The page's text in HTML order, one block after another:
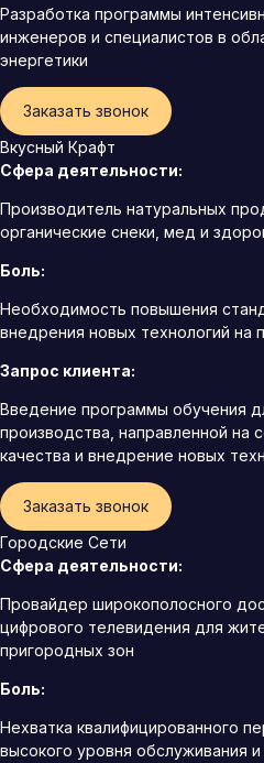
Разработка программы
инженеров и специалистов в
энергетики
Заказать звонок
Вкусный Крафт
Сфера деятельности:
Производитель натуральных
органические снеки, мед и
Боль:
Необходимость повышения
внедрения новых технологий на
Запрос клиента:
Введение программы обучения
производства, направленной на
качества и внедрение новых
Заказать звонок
Городские Сети
Сфера деятельности:
Провайдер широкополосного
цифрового телевидения для
пригородных зон
Боль:
Нехватка квалифицированного
высокого уровня обслуживания